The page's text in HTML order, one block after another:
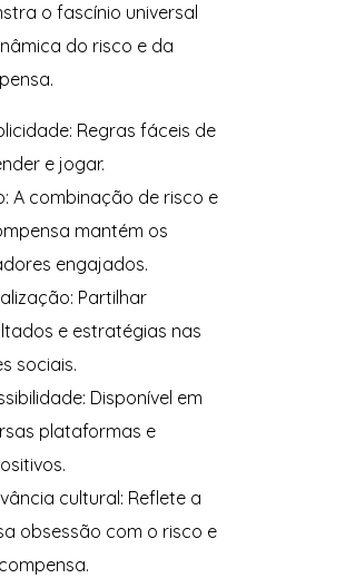
o fascínio universal
do risco e da
Regras fáceis de
e jogar.
A combinação de risco e
mantém os
engajados.
Partilhar
e estratégias nas
sociais.
Disponível em
plataformas e
cultural: Reflete a
obsessão com o risco e